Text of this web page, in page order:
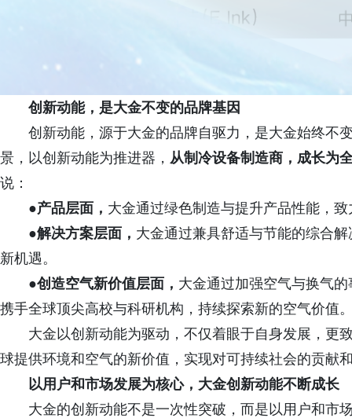
创新动能，是大金不变的品牌基因
创新动能，源于大金的品牌自驱力，是大金始终不
景，以创新动能为推进器， 从制冷设备制造商，成长为
说：
●产品层面， 大金通过绿色制造与提升产品性能，
●解决方案层面， 大金通过兼具舒适与节能的综合
新机遇。
●创造空气新价值层面， 大金通过加强空气与换气
携手全球顶尖高校与科研机构，持续探索新的空气价值
大金以创新动能为驱动，不仅着眼于自身发展，更
球提供环境和空气的新价值，实现对可持续社会的贡献
以用户和市场发展为核心，大金创新动能不断成长
大金的创新动能不是一次性突破，而是以用户和市